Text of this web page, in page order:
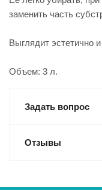
заменить часть
Выглядит эстетично
Объем: 3 л.
Задать вопрос
Отзывы